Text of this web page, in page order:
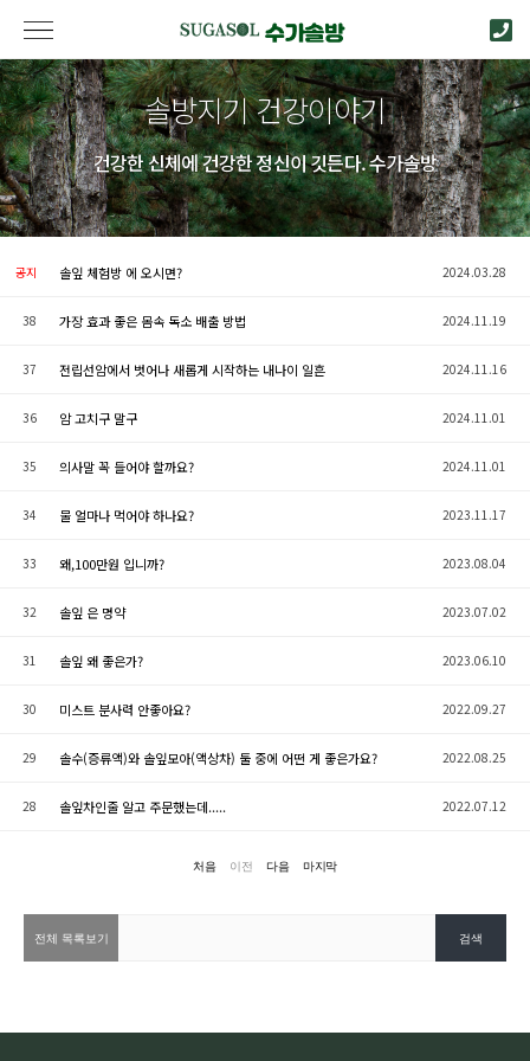
솔방지기 건강이야기
건강한 신체에 건강한 정신이 깃든다. 수가솔방
공지 솔잎 체험방 에 오시면? 2024.03.28
38 가장 효과 좋은 몸속 독소 배출 방법 2024.11.19
37 전립선암에서 벗어나 새롭게 시작하는 내나이 일흔 2024.11.16
36 암 고치구 말구 2024.11.01
35 의사말 꼭 들어야 할까요? 2024.11.01
34 물 얼마나 먹어야 하나요? 2023.11.17
33 왜,100만원 입니까? 2023.08.04
32 솔잎 은 명약 2023.07.02
31 솔잎 왜 좋은가? 2023.06.10
30 미스트 분사력 안좋아요? 2022.09.27
29 솔수(증류액)와 솔잎모아(액상차) 둘 중에 어떤 게 좋은가요? 2022.08.25
28 솔잎차인줄 알고 주문했는데..... 2022.07.12
처음 이전 다음 마지막